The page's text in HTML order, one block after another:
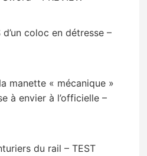
coloc en détresse –
manette « mécanique »
à envier à l’officielle –
du rail – TEST